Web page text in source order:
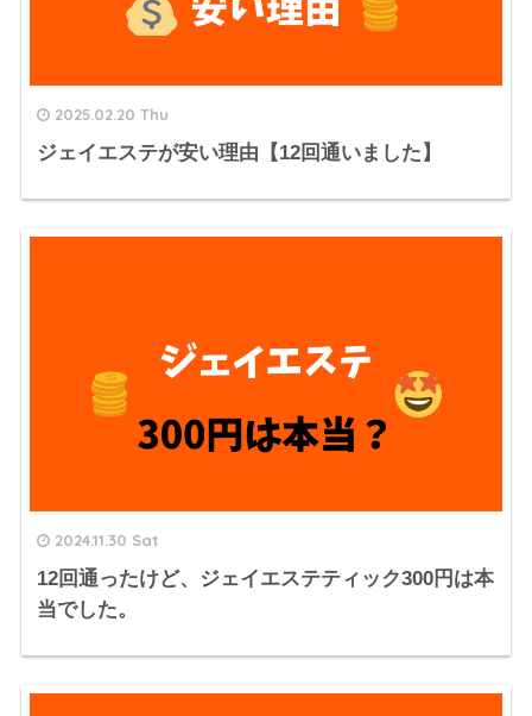
2025.02.20 Thu
ジェイエステが安い理由【12回通いました】
2024.11.30 Sat
12回通ったけど、ジェイエステティック300円は本
当でした。